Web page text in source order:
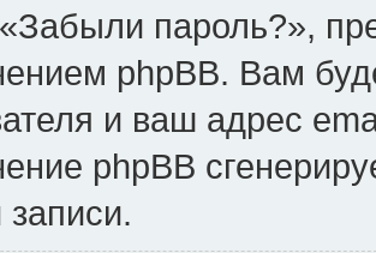
пароль?»,
phpBB. Вам
и ваш адрес
phpBB
записи.